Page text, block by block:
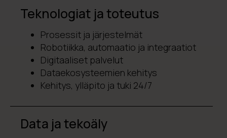
Teknologiat ja toteutus
Prosessit ja järjestelmät
Robotiikka, automaatio ja integraatiot
Digitaaliset palvelut
Dataekosysteemien kehitys
Kehitys, ylläpito ja tuki 24/7
Data ja tekoäly